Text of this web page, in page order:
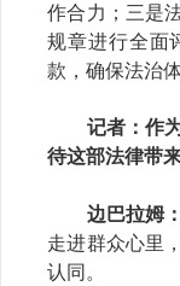
作合力；三是
规章进行全面
款，确保法治
记者：作
待这部法律带
边巴拉姆：
走进群众心里
认同。